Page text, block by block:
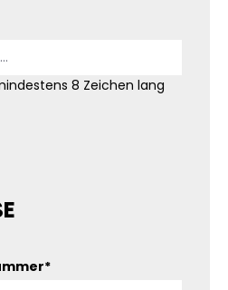
8 Zeichen lang